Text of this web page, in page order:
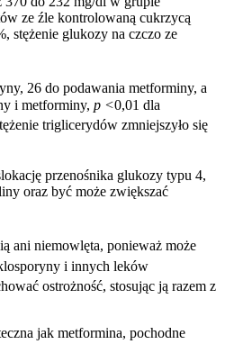
ze źle kontrolowaną cukrzycą
stężenie glukozy na czczo ze
26 do podawania metforminy, a
i metforminy, p <0,01 dla
triglicerydów zmniejszyło się
przenośnika glukozy typu 4,
oraz być może zwiększać
ani niemowlęta, ponieważ może
i innych leków
ostrożność, stosując ją razem z
jak metformina, pochodne